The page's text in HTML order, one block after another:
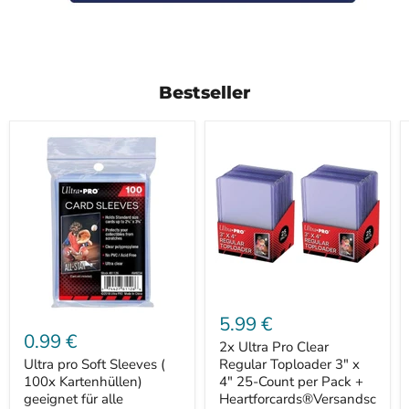
Bestseller
pro
Soft
Sleeves
100x
0.99 €
Ultra pro Soft Sleeves (
100x Kartenhüllen)
geeignet für alle
Ultra
Pro
Clear
Regular
Toploader
3"
x
5.99 €
2x Ultra Pro Clear
Regular Toploader 3" x
4" 25-Count per Pack +
Heartforcards®Versandsc